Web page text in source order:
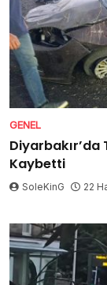
GENEL
Diyarbakır’da
Kaybetti
SoleKinG 22